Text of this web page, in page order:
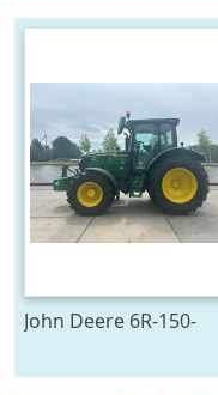
John Deere 6R-150-